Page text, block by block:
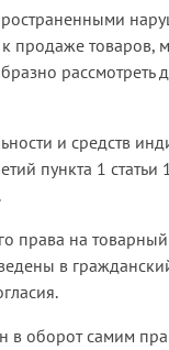
продаже товаров,
рассмотреть
и средств
пункта 1
права на
в
в оборот самим